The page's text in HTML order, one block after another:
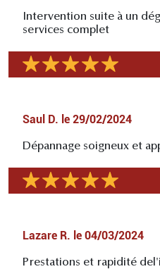
Intervention suite à un
services complet
Saul D. le 29/02/2024
Dépannage soigneux et
Lazare R. le 04/03/2024
Prestations et rapidité